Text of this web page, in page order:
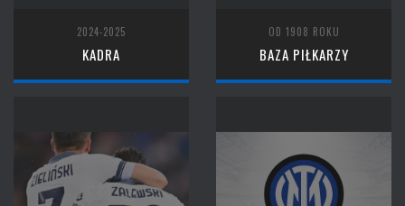
2024-2025
KADRA
OD 1908 ROKU
BAZA PIŁKARZY